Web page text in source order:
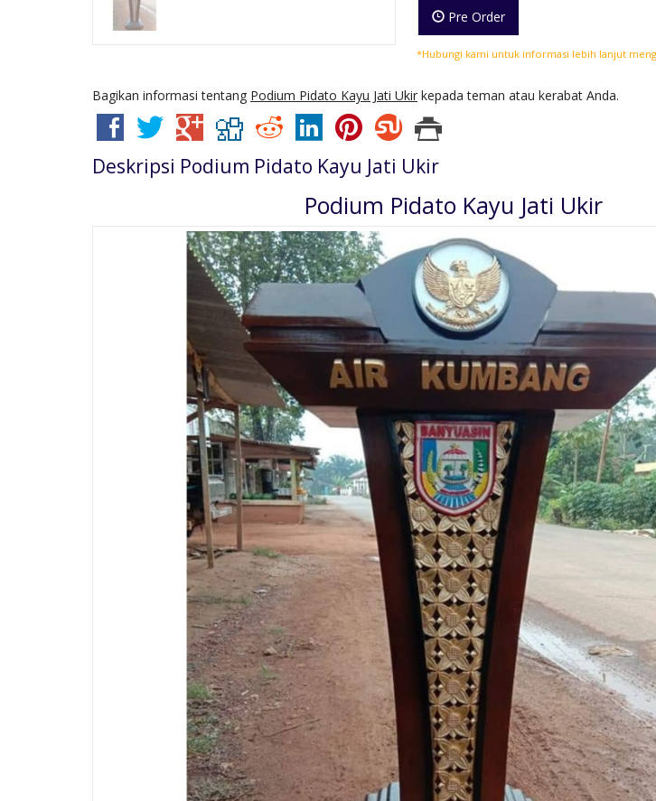
Pre Order
*Hubungi kami untuk informasi lebih lanjut
Bagikan informasi tentang Podium Pidato Kayu Jati Ukir kepada teman atau kerabat Anda.
Deskripsi Podium Pidato Kayu Jati Ukir
Podium Pidato Kayu Jati Ukir